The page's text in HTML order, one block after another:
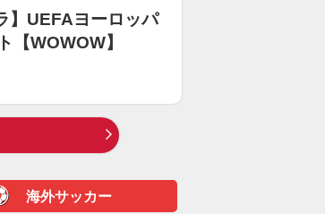
】UEFAヨーロッパ
【WOWOW】
海外サッカー